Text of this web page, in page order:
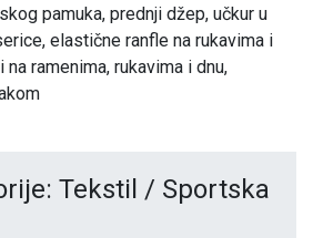
pamuka, prednji džep, učkur u
elastične ranfle na rukavima i
ramenima, rukavima i dnu,
Tekstil / Sportska